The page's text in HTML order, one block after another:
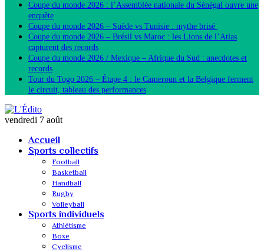
Coupe du monde 2026 : l’Assemblée nationale du Sénégal ouvre une
enquête
Coupe du monde 2026 – Suède vs Tunisie : mythe brisé
Coupe du monde 2026 – Brésil vs Maroc : les Lions de l’Atlas
capturent des records
Coupe du monde 2026 / Mexique – Afrique du Sud : anecdotes et
records
Tour du Togo 2026 – Étape 4 : le Cameroun et la Belgique ferment
le circuit, tableau des performances
vendredi 7 août
Accueil
Sports collectifs
Football
Basketball
Handball
Rugby
Volleyball
Sports individuels
Athlétisme
Boxe
Cyclisme